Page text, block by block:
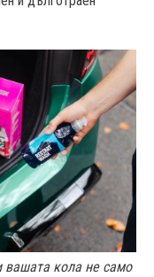
вашата кола не само